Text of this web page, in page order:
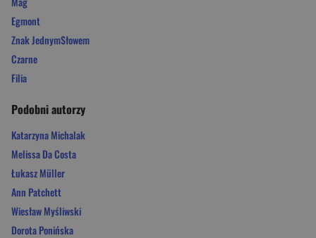
Egmont
Znak JednymSłowem
Czarne
Filia
Podobni autorzy
Katarzyna Michalak
Melissa Da Costa
Łukasz Müller
Ann Patchett
Wiesław Myśliwski
Dorota Ponińska